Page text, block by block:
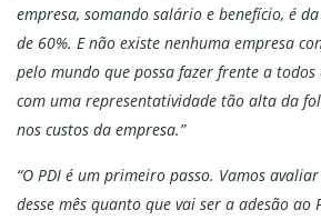
empresa, somando salário e benefício, é
de 60%. E não existe nenhuma empresa
pelo mundo que possa fazer frente a todos
com uma representatividade tão alta da
nos custos da empresa.”
“O PDI é um primeiro passo. Vamos
desse mês quanto que vai ser a adesão ao